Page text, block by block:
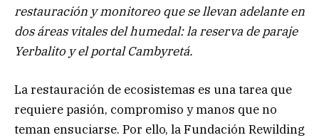
restauración y monitoreo que se llevan adelante en
dos áreas vitales del humedal: la reserva de paraje
Yerbalito y el portal Cambyretá.
La restauración de ecosistemas es una tarea que
requiere pasión, compromiso y manos que no
teman ensuciarse. Por ello, la Fundación Rewilding